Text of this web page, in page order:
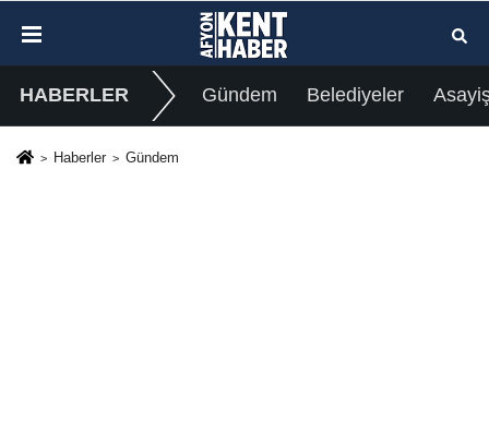
HABERLER Gündem Belediyeler
Haberler Gündem